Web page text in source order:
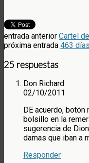
entrada anterior Cartel
próxima entrada 463
25 respuestas
Don Richard
02/10/2011
DE acuerdo,
bolsillo en la
sugerencia de
damas que iban a
Responder